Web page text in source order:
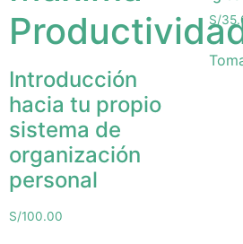
Introducción
hacia tu propio
sistema de
organización
personal
S/100.00
S/